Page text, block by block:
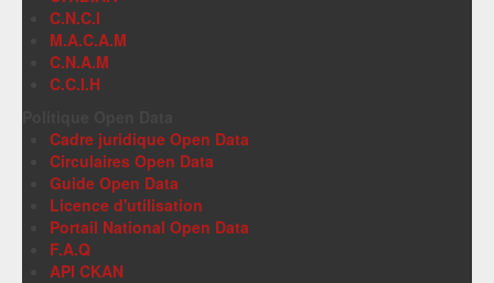
C.N.C.I
M.A.C.A.M
C.N.A.M
C.C.I.H
Cadre juridique Open Data
Circulaires Open Data
Guide Open Data
Licence d'utilisation
Portail National Open Data
F.A.Q
API CKAN